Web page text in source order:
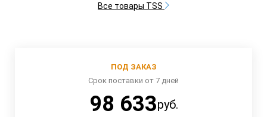
Все товары TSS
ПОД ЗАКАЗ
Срок поставки от 7 дней
98 633руб.